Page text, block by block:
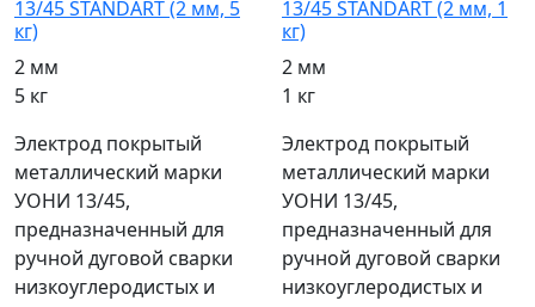
13/45 STANDART (2 мм, 5
кг)
2 мм
5 кг
Электрод покрытый
металлический марки
УОНИ 13/45,
предназначенный для
ручной дуговой сварки
низкоуглеродистых и
13/45 STANDART (2 мм, 1
кг)
2 мм
1 кг
Электрод покрытый
металлический марки
УОНИ 13/45,
предназначенный для
ручной дуговой сварки
низкоуглеродистых и